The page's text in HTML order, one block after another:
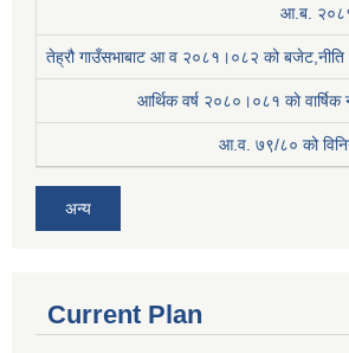
आ.ब.
तेह्रौ गाउँसभाबाट आ व २०८१।०८२ को बजेट,नीति
आर्थिक वर्ष २०८०।०८१ काे
आ.व. ७९/८० को
अन्य
Current Plan